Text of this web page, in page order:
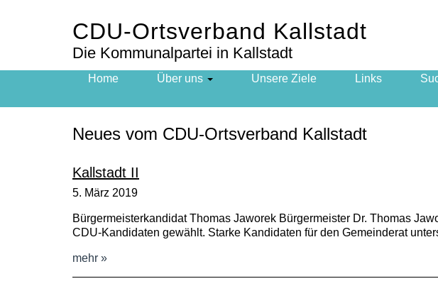
CDU-Ortsverband Kallstadt
Die Kommunalpartei in Kallstadt
Hauptnavigation
Home Über uns Unsere Ziele Links
Neues vom CDU-Ortsverband Kallstadt
Kallstadt II
5. März 2019
Bürgermeisterkandidat Thomas Jaworek Bürgermeister Dr. Thomas
CDU-Kandidaten gewählt. Starke Kandidaten für den Gemeinderat
mehr